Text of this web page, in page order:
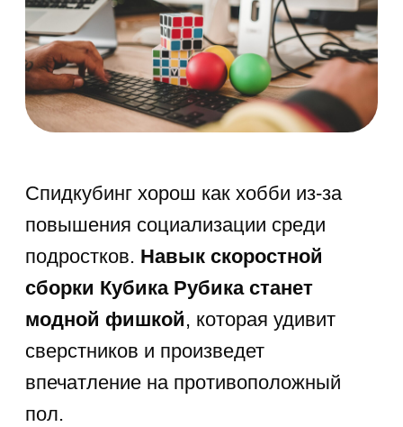
сборку головоломки
с прослушиванием музыки или кино.
Еще один плюс Кубика Рубика — это
его стоимость. Если цены
на головоломки для спидкубинга
и недорогой кубик в ближайшем
Хотите разобраться и взять что-то
не слишком дорогое и не слишком
дешевое? Важно понимать, что, как
и в любом механизме, важны
материалы, из которых создана
и контроль сборки головоломки. Даже
если ваш ребенок не будет